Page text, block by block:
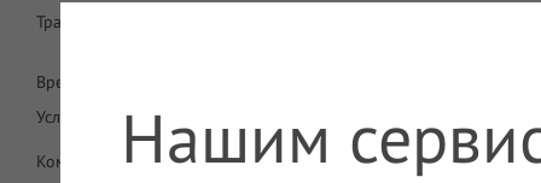
Транспорт
Время работы
Услуги
КомментарийНашим